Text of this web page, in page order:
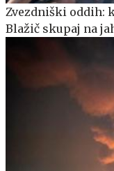
Zvezdniški oddih:
Blažič skupaj na